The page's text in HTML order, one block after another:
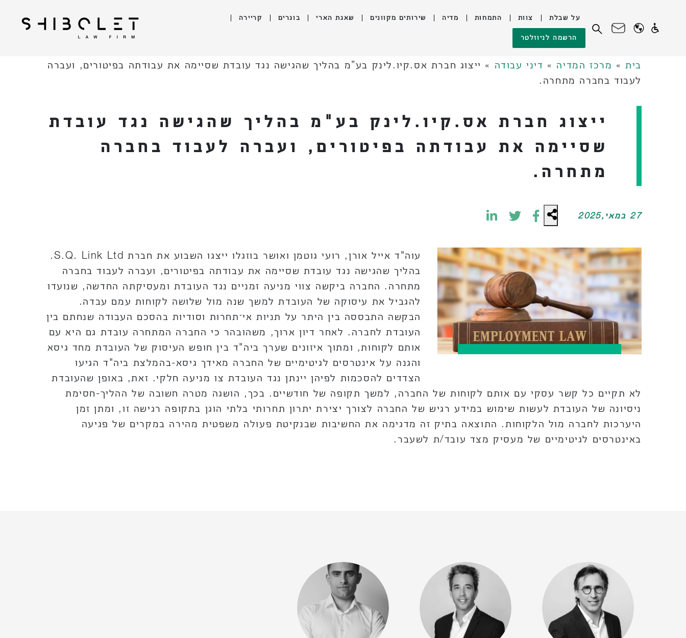
Firm
על שבלת צוות התמחות מדיה שירותים מקוונים שאגת הארי בוגרים קריירה
הרשמה לניוזלטר
בית» מרכז המדיה » דיני עבודה » ייצוג חברת אס.קיו.לינק בע”מ בהליך שהגישה נגד עובדת שסיימה את עבודתה בפיטורים, ועברה
לעבוד בחברה מתחרה.
ייצוג חברת אס.קיו.לינק בע"מ בהליך שהגישה נגד עובדת
שסיימה את עבודתה בפיטורים, ועברה לעבוד בחברה
מתחרה.
27 במאי,2025
עוה"ד אייל אורן, רועי גוטמן ואושר בוזגלו ייצגו השבוע את חברת S.Q. Link Ltd.
בהליך שהגישה נגד עובדת שסיימה את עבודתה בפיטורים, ועברה לעבוד בחברה
מתחרה. החברה ביקשה צווי מניעה זמניים נגד העובדת ומעסיקתה החדשה, שנועדו
להגביל את עיסוקה של העובדת למשך שנה מול שלושה לקוחות עמם עבדה.
הבקשה התבססה בין היתר על תניות אי־תחרות וסודיות בהסכם העבודה שנחתם בין
העובדת לחברה. לאחר דיון ארוך, משהובהר כי החברה המתחרה עובדת גם היא עם
אותם לקוחות, ומתוך איזונים שערך ביה"ד בין חופש העיסוק של העובדת מחד גיסא
והגנה על אינטרסים לגיטימיים של החברה מאידך גיסא-בהמלצת ביה"ד הגיעו
הצדדים להסכמות לפיהן יינתן נגד העובדת צו מניעה חלקי. זאת, באופן שהעובדת
לא תקיים כל קשר עסקי עם אותם לקוחות של החברה, למשך תקופה של חודשיים. בכך, הושגה מטרה חשובה של ההליך-חסימת
ניסיונה של העובדת לעשות שימוש במידע רגיש של החברה לצורך יצירת יתרון תחרותי בלתי הוגן בתקופה רגישה זו, ומתן זמן
היערכות לחברה מול הלקוחות. התוצאה בתיק זה מדגימה את החשיבות שבנקיטת פעולה משפטית מהירה במקרים של פגיעה
באינטרסים לגיטימיים של מעסיק מצד עובד/ת לשעבר.